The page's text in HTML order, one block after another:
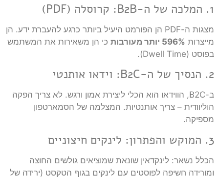
1. המלכה של ה-B2B: קרוסלה (PDF)
מצגות ה-PDF הן הפורמט היעיל ביותר כרגע להעברת ידע. הן
מייצרות 596% יותר מעורבות
כי הן משאירות את המשתמש
בפוסט (Dwell Time).
2. הנסיך של ה-B2C: וידאו אותנטי
ב-B2C, הווידאו הוא הכלי ליצירת אמון ורגש. לא צריך הפקה
הוליוודית – צריך אותנטיות. המצלמה של הסמארטפון
מספיקה.
3. המוקש והפתרון: לינקים חיצוניים
הכלל נשאר: לינקדאין שונאת שמוציאים גולשים החוצה
ומורידה חשיפה לפוסטים עם לינקים בגוף הטקסט (ירידה של